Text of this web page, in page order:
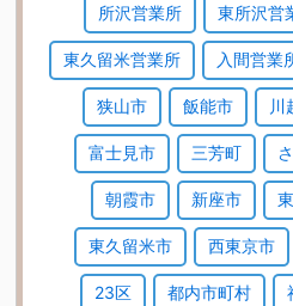
所沢営業所 東所沢営
東久留米営業所 入間営業
狭山市 飯能市 川
富士見市 三芳町
朝霞市 新座市
東久留米市 西東京市
23区 都内市町村